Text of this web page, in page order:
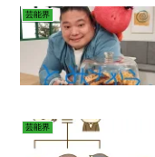
芸能界
芸能界